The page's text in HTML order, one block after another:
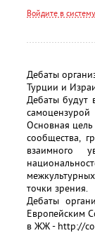
Войдите в систему
Дебаты
Турции и
Дебаты будут
Основная цель
сообщества,
взаимного
точки зрения.
Дебаты
Европейским
в ЖЖ - http://